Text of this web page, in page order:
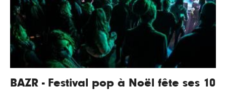
BAZR - Festival pop à Noël fête ses 10